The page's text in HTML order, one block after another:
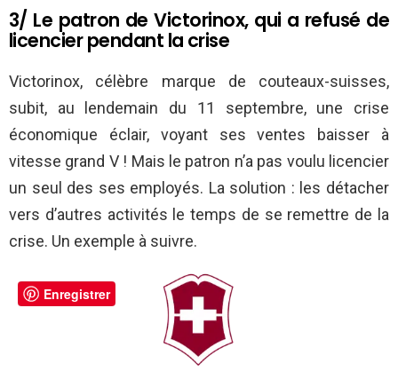
3/ Le patron de Victorinox, qui a refusé de
licencier pendant la crise
Victorinox, célèbre marque de couteaux-suisses,
subit, au lendemain du 11 septembre, une crise
économique éclair, voyant ses ventes baisser à
vitesse grand V ! Mais le patron n’a pas voulu licencier
un seul des ses employés. La solution : les détacher
vers d’autres activités le temps de se remettre de la
crise. Un exemple à suivre.
Enregistrer